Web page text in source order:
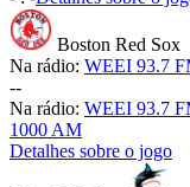
Boston Red Sox
Na rádio: WEEI 93.7
--
Na rádio: WEEI 93.7
1000 AM
Detalhes sobre o jogo